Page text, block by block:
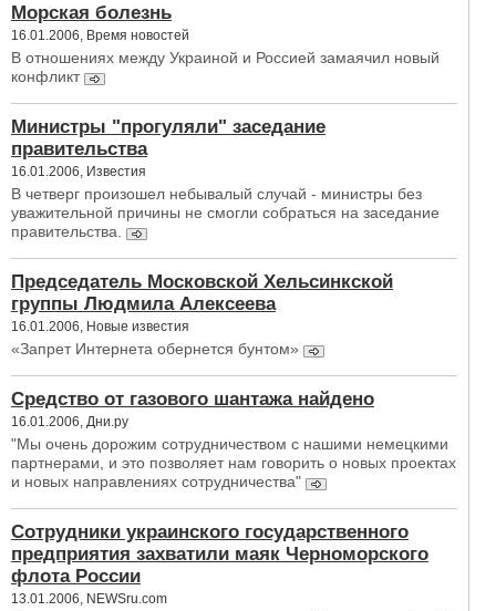
Морская болезнь
16.01.2006, Время новостей
В отношениях между Украиной и Россией замаячил новый
конфликт
Министры "прогуляли" заседание
правительства
16.01.2006, Известия
В четверг произошел небывалый случай - министры без
уважительной причины не смогли собраться на заседание
правительства.
Председатель Московской Хельсинкской
группы Людмила Алексеева
16.01.2006, Новые известия
«Запрет Интернета обернется бунтом»
Средство от газового шантажа найдено
16.01.2006, Дни.ру
"Мы очень дорожим сотрудничеством с нашими немецкими
партнерами, и это позволяет нам говорить о новых проектах
и новых направлениях сотрудничества"
Сотрудники украинского государственного
предприятия захватили маяк Черноморского
флота России
13.01.2006, NEWSru.com